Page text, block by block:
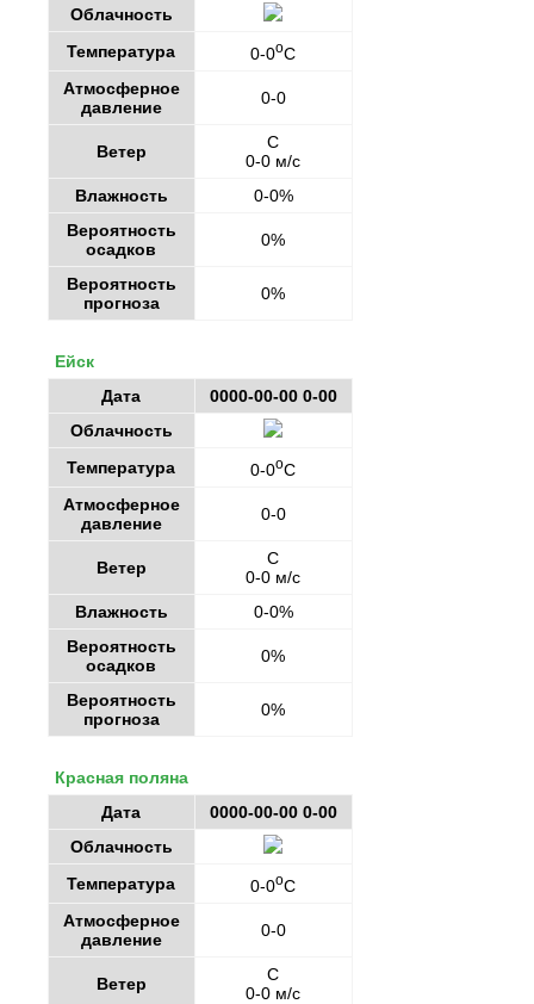
Облачность
Температура
0-0oC
Атмосферное
давление
0-0
Ветер
С
0-0 м/с
Влажность
0-0%
Вероятность
осадков
0%
Вероятность
прогноза
0%
Ейск
Дата
0000-00-00 0-00
Облачность
Температура
0-0oC
Атмосферное
давление
0-0
Ветер
С
0-0 м/с
Влажность
0-0%
Вероятность
осадков
0%
Вероятность
прогноза
0%
Красная поляна
Дата
0000-00-00 0-00
Облачность
Температура
0-0oC
Атмосферное
давление
0-0
Ветер
С
0-0 м/с